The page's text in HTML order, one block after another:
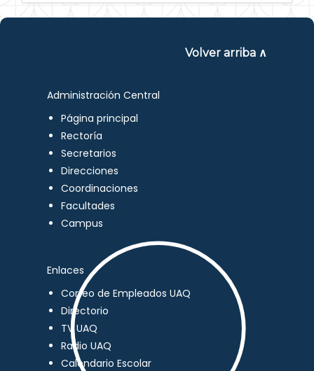
Volver arriba ∧
Administración Central
Página principal
Rectoría
Secretarios
Direcciones
Coordinaciones
Facultades
Campus
Enlaces
Correo de Empleados UAQ
Directorio
TV UAQ
Radio UAQ
Calendario Escolar